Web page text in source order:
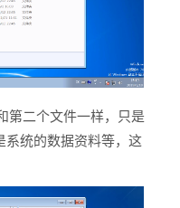
二个文件一样，只是
系统的数据资料等，这